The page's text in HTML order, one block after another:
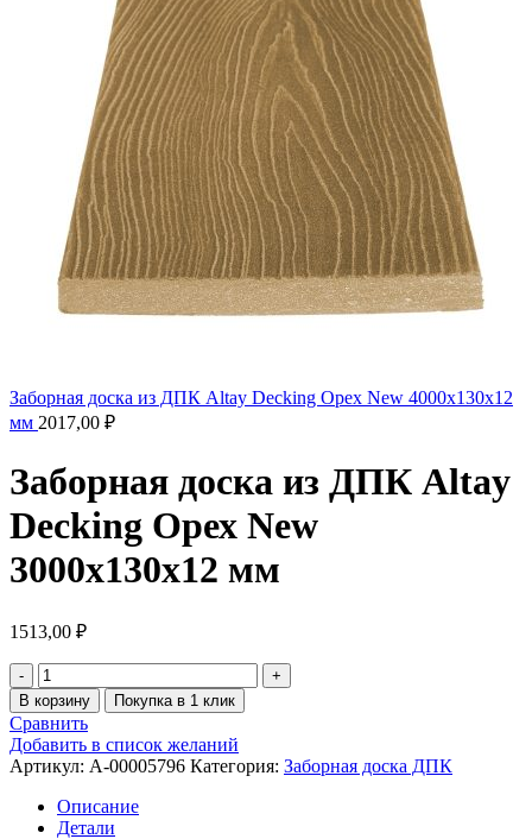
Заборная доска из ДПК Altay Decking Орех New 4000х130х12
мм 2017,00 ₽
Заборная доска из ДПК Altay
Decking Орех New
3000х130х12 мм
1513,00 ₽
В корзину Покупка в 1 клик
Сравнить
Добавить в список желаний
Артикул: A-00005796 Категория: Заборная доска ДПК
Описание
Детали